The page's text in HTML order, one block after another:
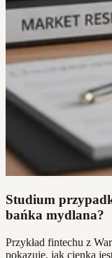
Studium
bańka mydlana?
Przykład fintechu z
pokazuje, jak cienka